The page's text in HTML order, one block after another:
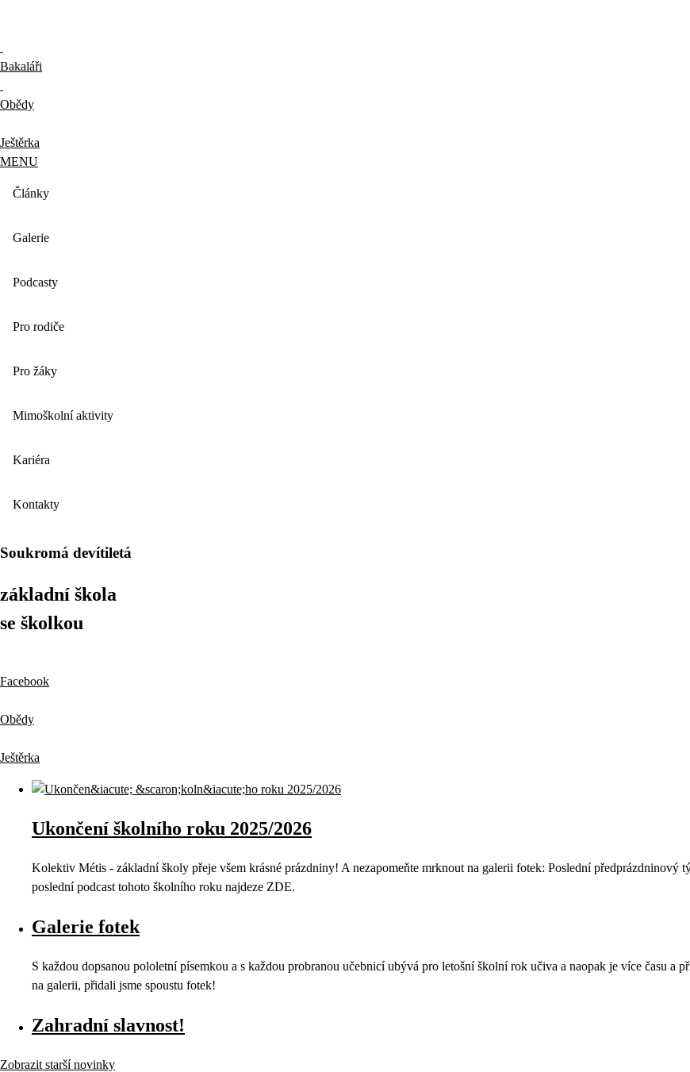
Bakaláři
Obědy
Ještěrka
MENU
Články
Galerie
Podcasty
Pro rodiče
Pro žáky
Mimoškolní aktivity
Kariéra
Kontakty
Soukromá devítiletá
základní škola
se školkou
Facebook
Obědy
Ještěrka
Ukončení školního roku 2025/2026
Kolektiv Métis - základní školy přeje všem krásné prázdniny! A nezapomeňte mrknout na galerii fotek: Poslední
poslední podcast tohoto školního roku najdeze ZDE.
Galerie fotek
S každou dopsanou pololetní písemkou a s každou probranou učebnicí ubývá pro letošní školní rok učiva a naopak je více času
na galerii, přidali jsme spoustu fotek!
Zahradní slavnost!
Zobrazit starší novinky